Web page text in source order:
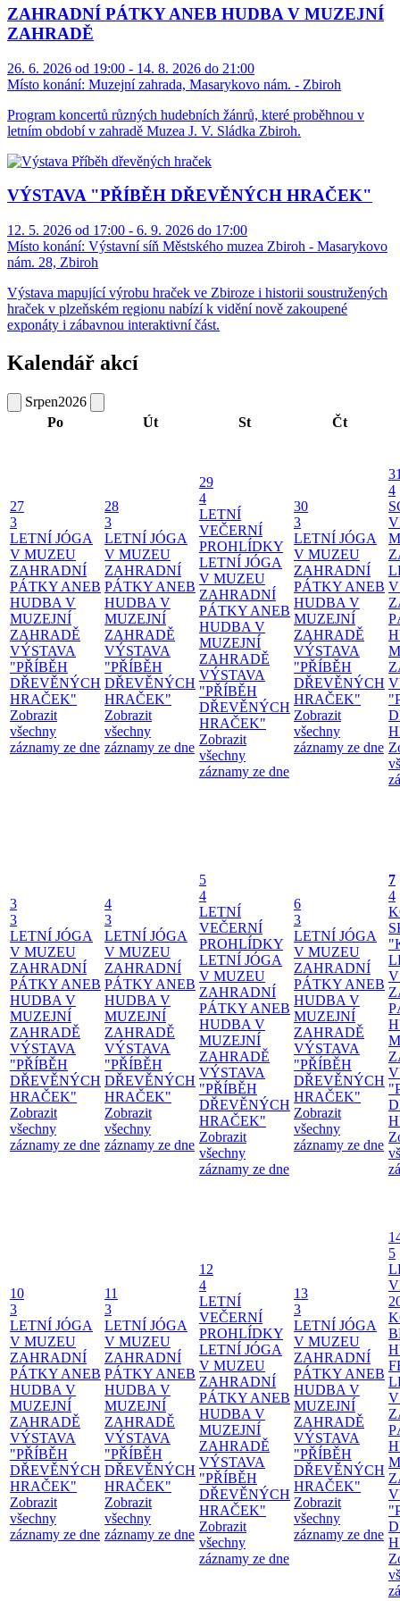
ZAHRADNÍ PÁTKY ANEB HUDBA V MUZEJNÍ
ZAHRADĚ
26. 6. 2026 od 19:00 - 14. 8. 2026 do 21:00
Místo konání: Muzejní zahrada, Masarykovo nám. - Zbiroh
Program koncertů různých hudebních žánrů, které proběhnou v
letním období v zahradě Muzea J. V. Sládka Zbiroh.
VÝSTAVA "PŘÍBĚH DŘEVĚNÝCH HRAČEK"
12. 5. 2026 od 17:00 - 6. 9. 2026 do 17:00
Místo konání: Výstavní síň Městského muzea Zbiroh - Masarykovo
nám. 28, Zbiroh
Výstava mapující výrobu hraček ve Zbiroze i historii soustružených
hraček v plzeňském regionu nabízí k vidění nově zakoupené
exponáty i zábavnou interaktivní část.
Kalendář akcí
Srpen2026
Po
Út St Čt
27
3
LETNÍ JÓGA
V MUZEU
ZAHRADNÍ
PÁTKY ANEB
HUDBA V
MUZEJNÍ
ZAHRADĚ
VÝSTAVA
"PŘÍBĚH
DŘEVĚNÝCH
HRAČEK"
Zobrazit
všechny
záznamy ze dne
28
3
LETNÍ JÓGA
V MUZEU
ZAHRADNÍ
PÁTKY ANEB
HUDBA V
MUZEJNÍ
ZAHRADĚ
VÝSTAVA
"PŘÍBĚH
DŘEVĚNÝCH
HRAČEK"
Zobrazit
všechny
záznamy ze dne
29
4
LETNÍ
VEČERNÍ
PROHLÍDKY
LETNÍ JÓGA
V MUZEU
ZAHRADNÍ
PÁTKY ANEB
HUDBA V
MUZEJNÍ
ZAHRADĚ
VÝSTAVA
"PŘÍBĚH
DŘEVĚNÝCH
HRAČEK"
Zobrazit
všechny
záznamy ze dne
30
3
LETNÍ JÓGA
V MUZEU
ZAHRADNÍ
PÁTKY ANEB
HUDBA V
MUZEJNÍ
ZAHRADĚ
VÝSTAVA
"PŘÍBĚH
DŘEVĚNÝCH
HRAČEK"
Zobrazit
všechny
záznamy ze dne
4
3
3
LETNÍ JÓGA
V MUZEU
ZAHRADNÍ
PÁTKY ANEB
HUDBA V
MUZEJNÍ
ZAHRADĚ
VÝSTAVA
"PŘÍBĚH
DŘEVĚNÝCH
HRAČEK"
Zobrazit
všechny
záznamy ze dne
4
3
LETNÍ JÓGA
V MUZEU
ZAHRADNÍ
PÁTKY ANEB
HUDBA V
MUZEJNÍ
ZAHRADĚ
VÝSTAVA
"PŘÍBĚH
DŘEVĚNÝCH
HRAČEK"
Zobrazit
všechny
záznamy ze dne
5
4
LETNÍ
VEČERNÍ
PROHLÍDKY
LETNÍ JÓGA
V MUZEU
ZAHRADNÍ
PÁTKY ANEB
HUDBA V
MUZEJNÍ
ZAHRADĚ
VÝSTAVA
"PŘÍBĚH
DŘEVĚNÝCH
HRAČEK"
Zobrazit
všechny
záznamy ze dne
6
3
LETNÍ JÓGA
V MUZEU
ZAHRADNÍ
PÁTKY ANEB
HUDBA V
MUZEJNÍ
ZAHRADĚ
VÝSTAVA
"PŘÍBĚH
DŘEVĚNÝCH
HRAČEK"
Zobrazit
všechny
záznamy ze dne
7
4
10
3
LETNÍ JÓGA
V MUZEU
ZAHRADNÍ
PÁTKY ANEB
HUDBA V
MUZEJNÍ
ZAHRADĚ
VÝSTAVA
"PŘÍBĚH
DŘEVĚNÝCH
HRAČEK"
Zobrazit
všechny
záznamy ze dne
11
3
LETNÍ JÓGA
V MUZEU
ZAHRADNÍ
PÁTKY ANEB
HUDBA V
MUZEJNÍ
ZAHRADĚ
VÝSTAVA
"PŘÍBĚH
DŘEVĚNÝCH
HRAČEK"
Zobrazit
všechny
záznamy ze dne
12
4
LETNÍ
VEČERNÍ
PROHLÍDKY
LETNÍ JÓGA
V MUZEU
ZAHRADNÍ
PÁTKY ANEB
HUDBA V
MUZEJNÍ
ZAHRADĚ
VÝSTAVA
"PŘÍBĚH
DŘEVĚNÝCH
HRAČEK"
Zobrazit
všechny
záznamy ze dne
13
3
LETNÍ JÓGA
V MUZEU
ZAHRADNÍ
PÁTKY ANEB
HUDBA V
MUZEJNÍ
ZAHRADĚ
VÝSTAVA
"PŘÍBĚH
DŘEVĚNÝCH
HRAČEK"
Zobrazit
všechny
záznamy ze dne
5